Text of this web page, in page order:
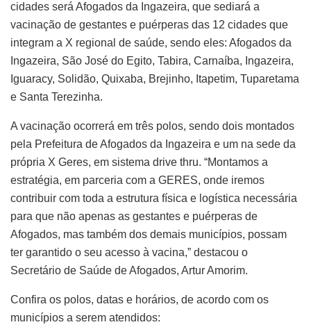
cidades será Afogados da Ingazeira, que sediará a
vacinação de gestantes e puérperas das 12 cidades que
integram a X regional de saúde, sendo eles: Afogados da
Ingazeira, São José do Egito, Tabira, Carnaíba, Ingazeira,
Iguaracy, Solidão, Quixaba, Brejinho, Itapetim, Tuparetama
e Santa Terezinha.
A vacinação ocorrerá em três polos, sendo dois montados
pela Prefeitura de Afogados da Ingazeira e um na sede da
própria X Geres, em sistema drive thru. “Montamos a
estratégia, em parceria com a GERES, onde iremos
contribuir com toda a estrutura física e logística necessária
para que não apenas as gestantes e puérperas de
Afogados, mas também dos demais municípios, possam
ter garantido o seu acesso à vacina,” destacou o
Secretário de Saúde de Afogados, Artur Amorim.
Confira os polos, datas e horários, de acordo com os
municípios a serem atendidos: